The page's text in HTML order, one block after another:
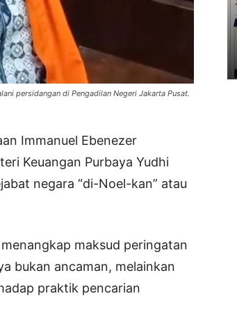
persidangan di Pengadilan Negeri Jakarta Pusat.
Immanuel Ebenezer
Keuangan Purbaya Yudhi
negara “di-Noel-kan” atau
maksud peringatan
bukan ancaman, melainkan
praktik pencarian